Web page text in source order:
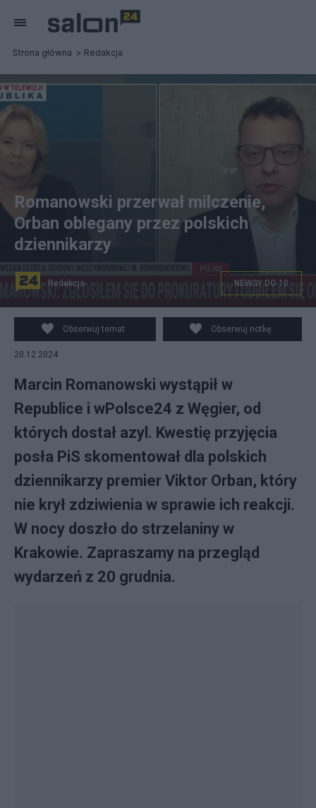
Strona główna Redakcja
Romanowski przerwał milczenie,
Orban oblegany przez polskich
dziennikarzy
Redakcja NEWSY DO 10
Obserwuj temat Obserwuj notkę
20.12.2024
Marcin Romanowski wystąpił w
Republice i wPolsce24 z Węgier, od
których dostał azyl. Kwestię przyjęcia
posła PiS skomentował dla polskich
dziennikarzy premier Viktor Orban, który
nie krył zdziwienia w sprawie ich reakcji.
W nocy doszło do strzelaniny w
Krakowie. Zapraszamy na przegląd
wydarzeń z 20 grudnia.